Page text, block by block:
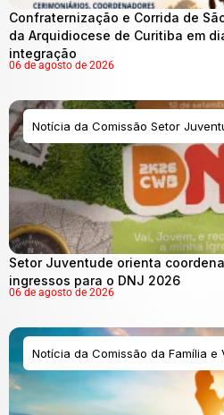
Confraternização e Corrida de
da Arquidiocese de Curitiba em
integração
06 de agosto de 2026
Notícia da Comissão Setor
Setor Juventude orienta
ingressos para o DNJ 2026
06 de agosto de 2026
Notícia da Comissão da Família e